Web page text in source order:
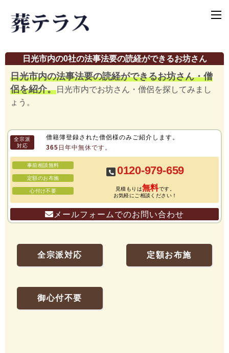
日光市内の0社の法事法要の読経ができるお坊さん
日光市内の法事法要の読経ができるお坊さん・僧
侶を紹介。日光市内でお坊さん・僧侶を探してみまし
ょう。
全宗派
対応
僧籍簿登録された僧侶様のみご紹介します。
365日年中無休です。
事前相談無料
定額のお布施
心付け不要
0120-979-659
見積もりは無料です。
お気軽にご相談ください！
メールフォームでのお問い合わせ
全宗派対応 定額お布施
御心付不要